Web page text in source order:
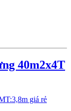
40m2x4T